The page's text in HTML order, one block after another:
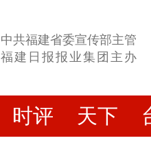
中共福建省委宣传部主管
福建日报报业集团主办
时评 天下